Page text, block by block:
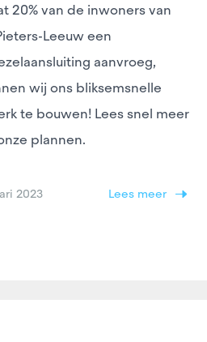
20% van de inwoners van
Leeuw een
aanvroeg,
wij ons bliksemsnelle
te bouwen! Lees snel meer
plannen.
2023 Lees meer